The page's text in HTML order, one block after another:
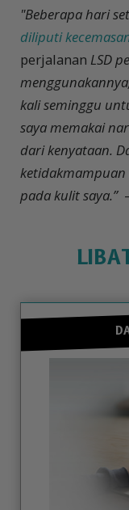
"Beberapa hari
diliputi
perjalanan LSD
kali seminggu
saya memakai
dari kenyataan.
pada kulit saya.”